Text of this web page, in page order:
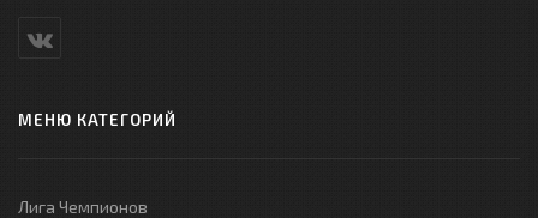
МЕНЮ КАТЕГОРИЙ
Лига Чемпионов